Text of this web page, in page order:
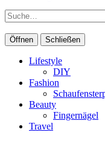
Suche
Öffnen Schließen
Lifestyle
DIY
Fashion
Beauty
Fingernägel
Travel